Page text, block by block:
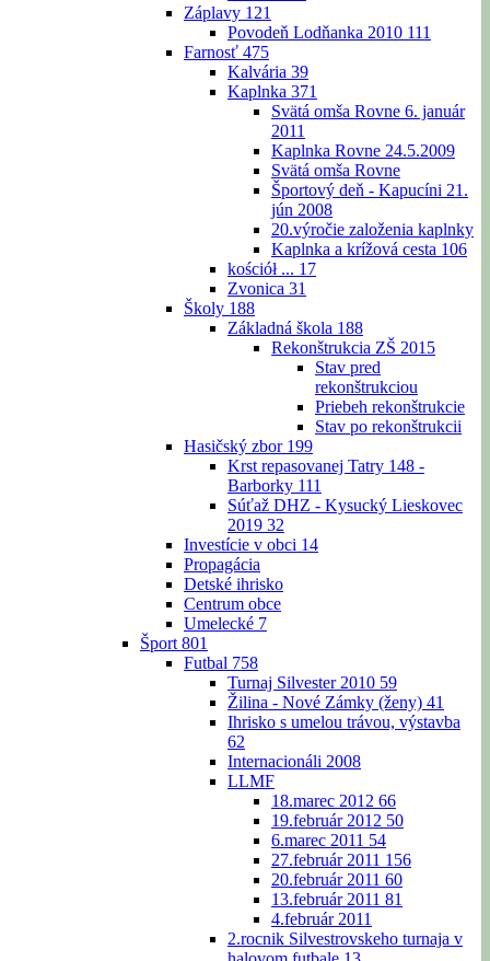
Záplavy 121
Povodeň Lodňanka 2010 111
Farnosť 475
Kalvária 39
Kaplnka 371
Svätá omša Rovne 6. január
2011
Kaplnka Rovne 24.5.2009
Svätá omša Rovne
Športový deň - Kapucíni 21.
jún 2008
20.výročie založenia kaplnky
Kaplnka a krížová cesta 106
kościół ... 17
Zvonica 31
Školy 188
Základná škola 188
Rekonštrukcia ZŠ 2015
Stav pred
rekonštrukciou
Priebeh rekonštrukcie
Stav po rekonštrukcii
Hasičský zbor 199
Krst repasovanej Tatry 148 -
Barborky 111
Súťaž DHZ - Kysucký Lieskovec
2019 32
Investície v obci 14
Propagácia
Detské ihrisko
Centrum obce
Umelecké 7
Šport 801
Futbal 758
Turnaj Silvester 2010 59
Žilina - Nové Zámky (ženy) 41
Ihrisko s umelou trávou, výstavba
62
Internacionáli 2008
LLMF
18.marec 2012 66
19.február 2012 50
6.marec 2011 54
27.február 2011 156
20.február 2011 60
13.február 2011 81
4.február 2011
2.rocnik Silvestrovskeho turnaja v